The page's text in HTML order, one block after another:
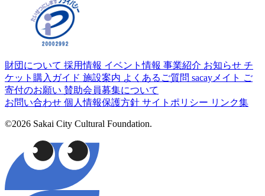
財団について 採用情報 イベント情報 事業紹介 お知らせ チ
ケット購入ガイド 施設案内 よくあるご質問 sacayメイト ご
寄付のお願い 賛助会員募集について
お問い合わせ 個人情報保護方針 サイトポリシー リンク集
©2026 Sakai City Cultural Foundation.